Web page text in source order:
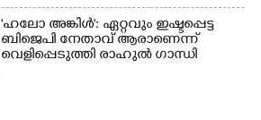
'ഹലോ അങ്കിൾ': ഏറ്റവും ഇഷ്ടപ്പെട്ട
ബിജെപി നേതാവ് ആരാണെന്ന്
വെളിപ്പെടുത്തി രാഹുൽ ഗാന്ധി